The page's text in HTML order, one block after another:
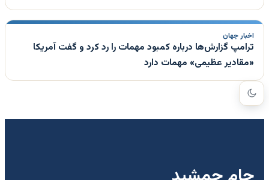
اخبار جهان
ترامپ گزارش‌ها درباره کمبود مهمات را رد کرد و گفت آمریکا
«مقادیر عظیمی» مهمات دارد